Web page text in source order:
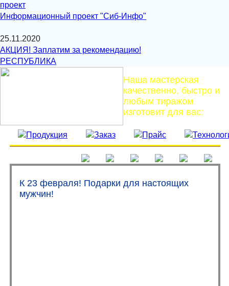
проект
Информационный проект "Сиб-Инфо"
25.11.2020
АКЦИЯ! Заплатим за рекомендацию!
РЕСПУБЛИКА
Наша мастерская
качественно, быстро и
любым тиражом
изготовит для вас:
К 23 февраля! Подарки для настоящих
мужчин!